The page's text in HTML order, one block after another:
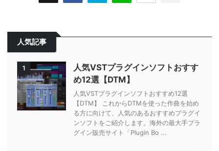
人気記事
1
人気VSTプラグインソフトおすす
め12選【DTM】
人気VSTプラグインソフトおすすめ12選
【DTM】 これからDTMを使った作曲を始め
る方に向けて、人気のあるおすすめプラグイ
ンソフトをご紹介します。海外の最大手プラ
グイン販売サイト「Plugin Bo ...